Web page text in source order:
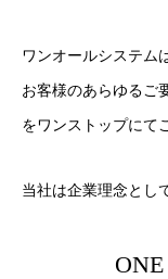
ワンオールシステム
お客様のあらゆるご
をワンストップにて
当社は企業理念とし